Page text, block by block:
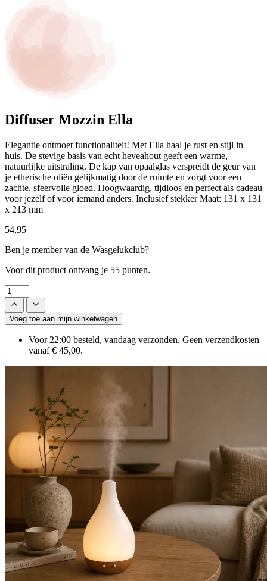
Diffuser Mozzin Ella
Elegantie ontmoet functionaliteit! Met Ella haal je rust en stijl in
huis. De stevige basis van echt heveahout geeft een warme,
natuurlijke uitstraling. De kap van opaalglas verspreidt de geur van
je etherische oliën gelijkmatig door de ruimte en zorgt voor een
zachte, sfeervolle gloed. Hoogwaardig, tijdloos en perfect als cadeau
voor jezelf of voor iemand anders. Inclusief stekker Maat: 131 x 131
x 213 mm
54,95
Ben je member van de Wasgelukclub?
Voor dit product ontvang je 55 punten.
Voeg toe aan mijn winkelwagen
Voor 22:00 besteld, vandaag verzonden. Geen verzendkosten
vanaf € 45,00.